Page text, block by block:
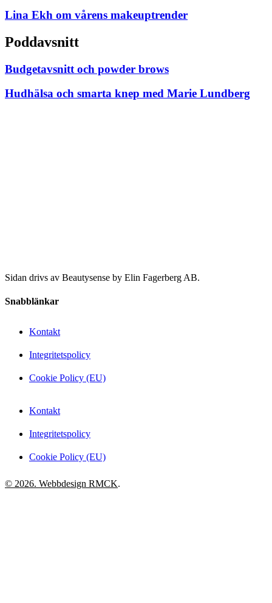
Lina Ekh om vårens makeuptrender
Poddavsnitt
Budgetavsnitt och powder brows
Hudhälsa och smarta knep med Marie Lundberg
Sidan drivs av Beautysense by Elin Fagerberg AB.
Snabblänkar
Kontakt
Integritetspolicy
Cookie Policy (EU)
Kontakt
Integritetspolicy
Cookie Policy (EU)
© 2026. Webbdesign RMCK.